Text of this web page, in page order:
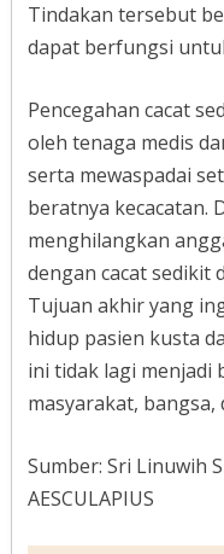
Tindakan tersebut
dapat berfungsi
Pencegahan cacat
oleh tenaga medis
serta mewaspadai
beratnya kecacatan.
menghilangkan
dengan cacat sedikit
Tujuan akhir yang
hidup pasien kusta
ini tidak lagi menjadi
masyarakat, bangsa,
Sumber: Sri Linuwih
AESCULAPIUS